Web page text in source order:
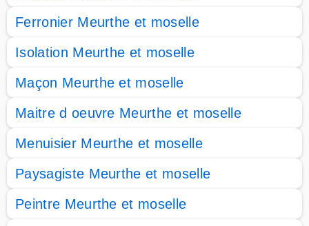
Ferronier Meurthe et moselle
Isolation Meurthe et moselle
Maçon Meurthe et moselle
Maitre d oeuvre Meurthe et moselle
Menuisier Meurthe et moselle
Paysagiste Meurthe et moselle
Peintre Meurthe et moselle